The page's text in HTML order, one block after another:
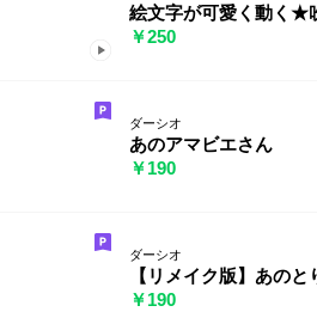
絵文字が可愛く動く★
￥250
ダーシオ
あのアマビエさん
￥190
ダーシオ
【リメイク版】あの
￥190